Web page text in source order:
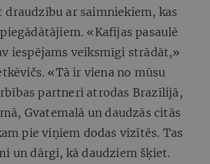
draudzību ar saimniekiem, kas
«Kafijas pasaulē
iespējams veiksmīgi strādāt,»
«Tā ir viena no mūsu
partneri atrodas Brazīlijā,
Gvatemalā un daudzās citās
pie viņiem dodas vizītēs. Tas
un dārgi, kā daudziem šķiet.